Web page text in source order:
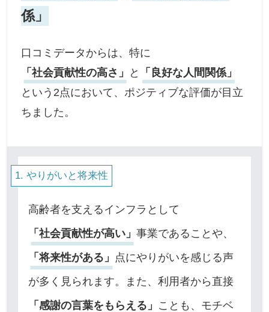
係」
口コミデータからは、特に
「社会貢献性の高さ」
と
「良好な人間関係」
という2点において、ポジティブな評価が目立
ちました。
やりがいと将来性
高齢者を支えるインフラとして
「社会貢献性が高い」 事業であることや、
「将来性がある」 点にやりがいを感じる声
が多く見られます。また、利用者から直接
「感謝の言葉をもらえる」 ことも、モチベ